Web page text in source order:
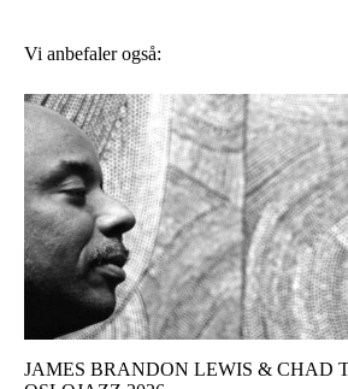
Vi anbefaler også:
JAMES BRANDON LEWIS & CHAD